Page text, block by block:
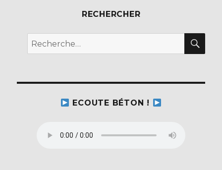
RECHERCHER
Recherche
pour :
ECOUTE BÉTON !